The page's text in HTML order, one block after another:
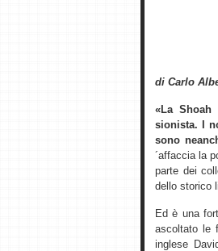
di Carlo
«La
sionista. I
sono
´affaccia la
parte dei
dello storico
Ed è una
ascoltato le
inglese